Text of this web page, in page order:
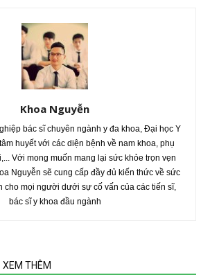
Khoa Nguyễn
bác sĩ chuyên ngành y đa khoa, Đại học Y
huyết với các diện bệnh về nam khoa, phụ
Với mong muốn mang lại sức khỏe trọn vẹn
Nguyễn sẽ cung cấp đầy đủ kiến thức về sức
cho mọi người dưới sự cố vấn của các tiến sĩ,
bác sĩ y khoa đầu ngành
XEM THÊM